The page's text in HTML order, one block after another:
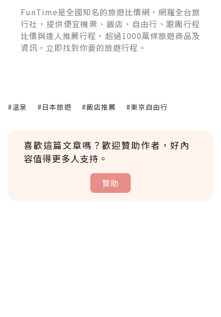
FunTime是全國知名的旅遊比價網，網羅全台旅
行社，提供便宜機票、飯店、自由行、跟團行程
比價與達人推薦行程，超過1000萬條旅遊商品及
資訊，立即找到你要的旅遊行程。
#溫泉 #日本旅遊 #飯店推薦 #東京自由行
喜歡這篇文章嗎？歡迎贊助作者，好內
容值得更多人支持。
贊助